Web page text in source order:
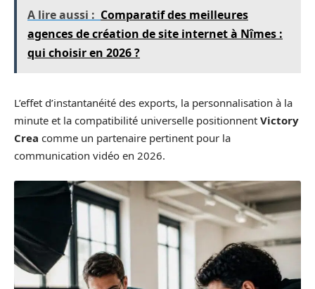
A lire aussi : Comparatif des meilleures
agences de création de site internet à Nîmes :
qui choisir en 2026 ?
L’effet d’instantanéité des exports, la personnalisation à la
minute et la compatibilité universelle positionnent Victory
Crea comme un partenaire pertinent pour la
communication vidéo en 2026.